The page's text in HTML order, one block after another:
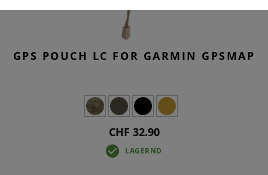
GPS POUCH LC FOR GARMIN GPSMAP
CHF 32.90
LAGERND